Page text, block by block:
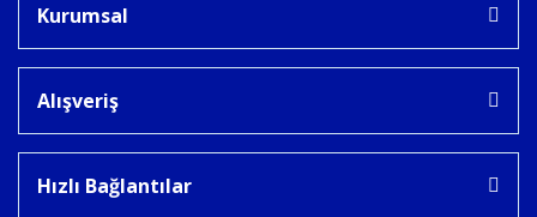
Kurumsal
Alışveriş
Hızlı Bağlantılar